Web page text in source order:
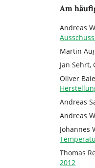
Am
Andreas
Martin
Jan
Oliver
Andreas
Andreas
Johannes
Thomas
2012